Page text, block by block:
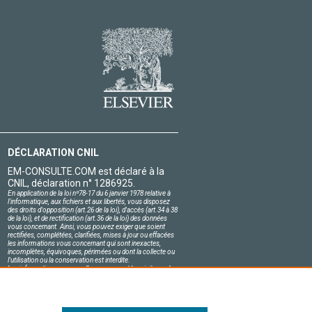
DÉCLARATION CNIL
EM-CONSULTE.COM est déclaré à la
CNIL, déclaration n° 1286925.
En application de la loi nº78-17 du 6 janvier 1978 relative à
l'informatique, aux fichiers et aux libertés, vous disposez
des droits d'opposition (art.26 de la loi), d'accès (art.34 à 38
de la loi), et de rectification (art.36 de la loi) des données
vous concernant. Ainsi, vous pouvez exiger que soient
rectifiées, complétées, clarifiées, mises à jour ou effacées
les informations vous concernant qui sont inexactes,
incomplètes, équivoques, périmées ou dont la collecte ou
l'utilisation ou la conservation est interdite.
Les informations personnelles concernant les visiteurs de